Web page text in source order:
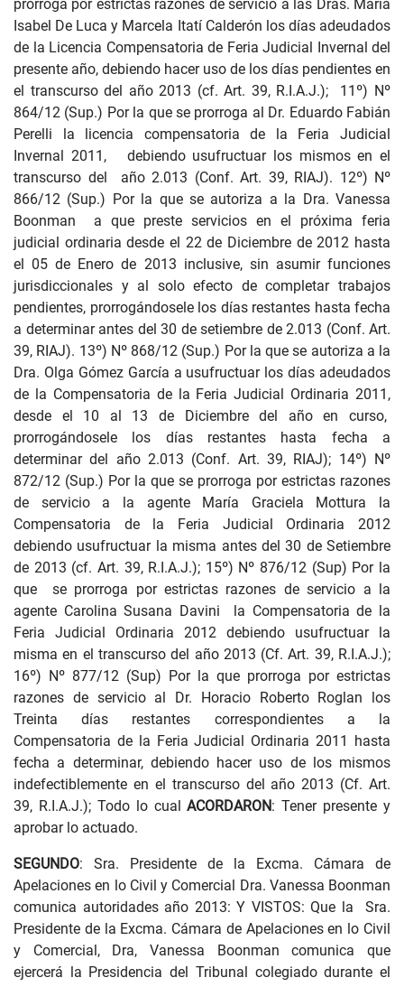
prorroga por estrictas razones de servicio a las Dras. María
Isabel De Luca y Marcela Itatí Calderón los días adeudados
de la Licencia Compensatoria de Feria Judicial Invernal del
presente año, debiendo hacer uso de los días pendientes en
el transcurso del año 2013 (cf. Art. 39, R.I.A.J.); 11º) Nº
864/12 (Sup.) Por la que se prorroga al Dr. Eduardo Fabián
Perelli la licencia compensatoria de la Feria Judicial
Invernal 2011, debiendo usufructuar los mismos en el
transcurso del año 2.013 (Conf. Art. 39, RIAJ). 12º) Nº
866/12 (Sup.) Por la que se autoriza a la Dra. Vanessa
Boonman a que preste servicios en el próxima feria
judicial ordinaria desde el 22 de Diciembre de 2012 hasta
el 05 de Enero de 2013 inclusive, sin asumir funciones
jurisdiccionales y al solo efecto de completar trabajos
pendientes, prorrogándosele los días restantes hasta fecha
a determinar antes del 30 de setiembre de 2.013 (Conf. Art.
39, RIAJ). 13º) Nº 868/12 (Sup.) Por la que se autoriza a la
Dra. Olga Gómez García a usufructuar los días adeudados
de la Compensatoria de la Feria Judicial Ordinaria 2011,
desde el 10 al 13 de Diciembre del año en curso,
prorrogándosele los días restantes hasta fecha a
determinar del año 2.013 (Conf. Art. 39, RIAJ); 14º) Nº
872/12 (Sup.) Por la que se prorroga por estrictas razones
de servicio a la agente María Graciela Mottura la
Compensatoria de la Feria Judicial Ordinaria 2012
debiendo usufructuar la misma antes del 30 de Setiembre
de 2013 (cf. Art. 39, R.I.A.J.); 15º) Nº 876/12 (Sup) Por la
que se prorroga por estrictas razones de servicio a la
agente Carolina Susana Davini la Compensatoria de la
Feria Judicial Ordinaria 2012 debiendo usufructuar la
misma en el transcurso del año 2013 (Cf. Art. 39, R.I.A.J.);
16º) Nº 877/12 (Sup) Por la que prorroga por estrictas
razones de servicio al Dr. Horacio Roberto Roglan los
Treinta días restantes correspondientes a la
Compensatoria de la Feria Judicial Ordinaria 2011 hasta
fecha a determinar, debiendo hacer uso de los mismos
indefectiblemente en el transcurso del año 2013 (Cf. Art.
39, R.I.A.J.); Todo lo cualACORDARON: Tener presente y
aprobar lo actuado.
SEGUNDO: Sra. Presidente de la Excma. Cámara de
Apelaciones en lo Civil y Comercial Dra. Vanessa Boonman
comunica autoridades año 2013: Y VISTOS: Que la Sra.
Presidente de la Excma. Cámara de Apelaciones en lo Civil
y Comercial, Dra, Vanessa Boonman comunica que
ejercerá la Presidencia del Tribunal colegiado durante el